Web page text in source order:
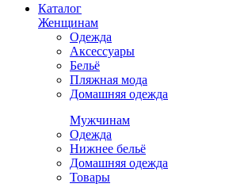
Каталог
Женщинам
Одежда
Аксессуары
Бельё
Пляжная мода
Домашняя одежда
Мужчинам
Одежда
Нижнее бельё
Домашняя одежда
Товары